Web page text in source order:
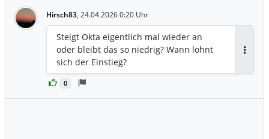
durch Analysten. 🐻 Bären-Niveau: Ein
Durchbrechen der 110,00 $-Pivot-Marke
verschiebt die Kontrolle auf die Bären
und könnte zu einem erneuten Test der
105,00 $-Unterstützungszone führen. 📊
Trend: BULLISCH — Starke Rentabilität,
Hirsch83, 24.04.2026 0:20 Uhr
0
Steigt Okta eigentlich mal wieder an
oder bleibt das so niedrig? Wann lohnt
sich der Einstieg?